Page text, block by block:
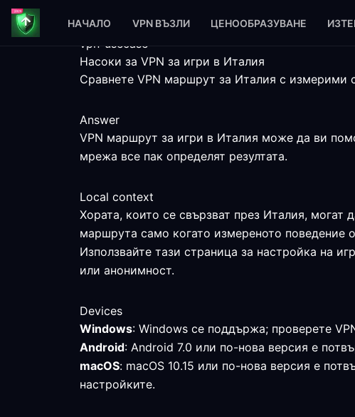
НАЧАЛО VPN ВЪЗЛИ ЦЕНООБРАЗУВАНЕ
vpn-usecase
Насоки за VPN за игри в Италия
Сравнете VPN маршрут за Италия с измерими
Answer
VPN маршрут за игри в Италия може да ви
мрежа все пак определят резултата.
Local context
Хората, които се свързват през Италия, могат
маршрута само когато измереното поведение
Използвайте тази страница за настройка на
или анонимност.
Devices
Windows: Windows се поддържа; проверете
Android: Android 7.0 или по-нова версия е
macOS: macOS 10.15 или по-нова версия е
настройките.